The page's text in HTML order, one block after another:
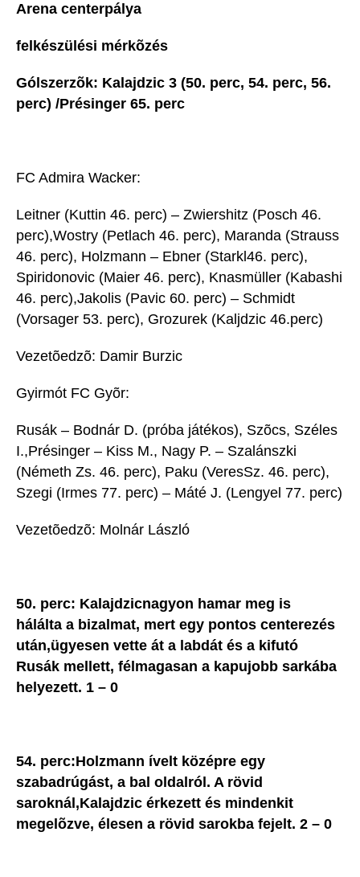
Arena centerpálya
felkészülési mérkõzés
Gólszerzõk: Kalajdzic 3 (50. perc, 54. perc, 56.
perc) /Présinger 65. perc
FC Admira Wacker:
Leitner (Kuttin 46. perc) – Zwiershitz (Posch 46.
perc),Wostry (Petlach 46. perc), Maranda (Strauss
46. perc), Holzmann – Ebner (Starkl46. perc),
Spiridonovic (Maier 46. perc), Knasmüller (Kabashi
46. perc),Jakolis (Pavic 60. perc) – Schmidt
(Vorsager 53. perc), Grozurek (Kaljdzic 46.perc)
Vezetõedzõ: Damir Burzic
Gyirmót FC Gyõr:
Rusák – Bodnár D. (próba játékos), Szõcs, Széles
I.,Présinger – Kiss M., Nagy P. – Szalánszki
(Németh Zs. 46. perc), Paku (VeresSz. 46. perc),
Szegi (Irmes 77. perc) – Máté J. (Lengyel 77. perc)
Vezetõedzõ: Molnár László
50. perc: Kalajdzicnagyon hamar meg is
hálálta a bizalmat, mert egy pontos centerezés
után,ügyesen vette át a labdát és a kifutó
Rusák mellett, félmagasan a kapujobb sarkába
helyezett. 1 – 0
54. perc:Holzmann ívelt középre egy
szabadrúgást, a bal oldalról. A rövid
saroknál,Kalajdzic érkezett és mindenkit
megelõzve, élesen a rövid sarokba fejelt. 2 – 0